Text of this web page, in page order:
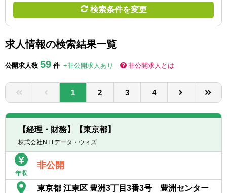
ご利用ガイド
非公開求人とは？
業界情報
検索条件を変更
求人情報の検索結果一覧
公開求人数 59 件 +非公開求人あり 非公開求人とは
1 2 3 4
【経理・財務】【東京都】
株式会社NTTデータ・ウィズ
年収
非公開
東京都 江東区 豊洲3丁目3番3号 豊洲センター